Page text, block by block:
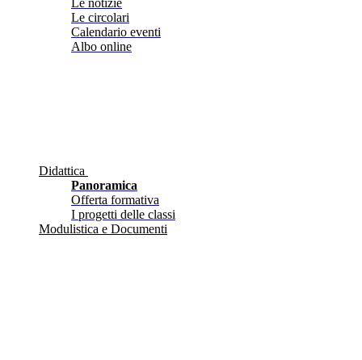
Le notizie
Le circolari
Calendario eventi
Albo online
Didattica
Panoramica
Offerta formativa
I progetti delle classi
Modulistica e Documenti